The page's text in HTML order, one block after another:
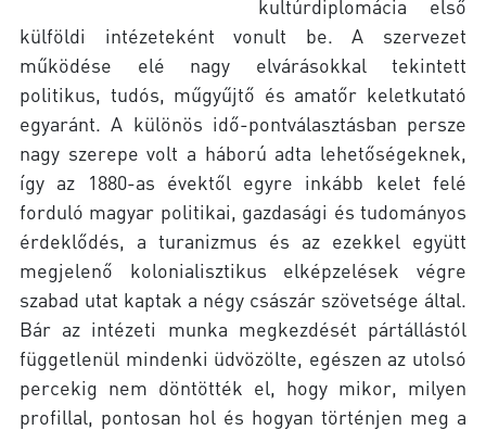
kultúrdiplomácia első
külföldi intézeteként vonult be. A szervezet
működése elé nagy elvárásokkal tekintett
politikus, tudós, műgyűjtő és amatőr keletkutató
egyaránt. A különös idő-pontválasztásban persze
nagy szerepe volt a háború adta lehetőségeknek,
így az 1880-as évektől egyre inkább kelet felé
forduló magyar politikai, gazdasági és tudományos
érdeklődés, a turanizmus és az ezekkel együtt
megjelenő kolonialisztikus elképzelések végre
szabad utat kaptak a négy császár szövetsége által.
Bár az intézeti munka megkezdését pártállástól
függetlenül mindenki üdvözölte, egészen az utolsó
percekig nem döntötték el, hogy mikor, milyen
profillal, pontosan hol és hogyan történjen meg a